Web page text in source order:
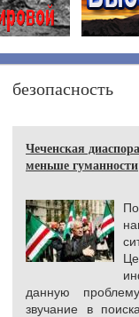
безопасность
Чеченская
меньше гуманности
данную
звучание в